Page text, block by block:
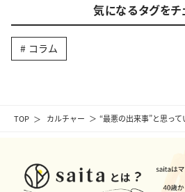
TOP カルチャー “最悪の出来事”と思っ
気になるタグをチ
コラム